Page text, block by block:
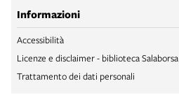
Informazioni
Accessibilità
Licenze e disclaimer - biblioteca Salaborsa
Trattamento dei dati personali